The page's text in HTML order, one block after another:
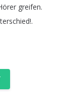
greifen.
!.